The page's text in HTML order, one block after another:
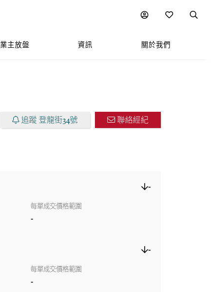
業主放盤 資訊 關於我們
附近熱門項目
追蹤 登龍街34號 聯絡經紀
-
每單成交價格範圍
-
-
每單成交價格範圍
-